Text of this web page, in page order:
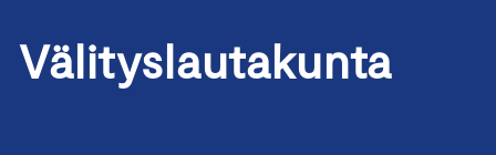
Välityslautakunta